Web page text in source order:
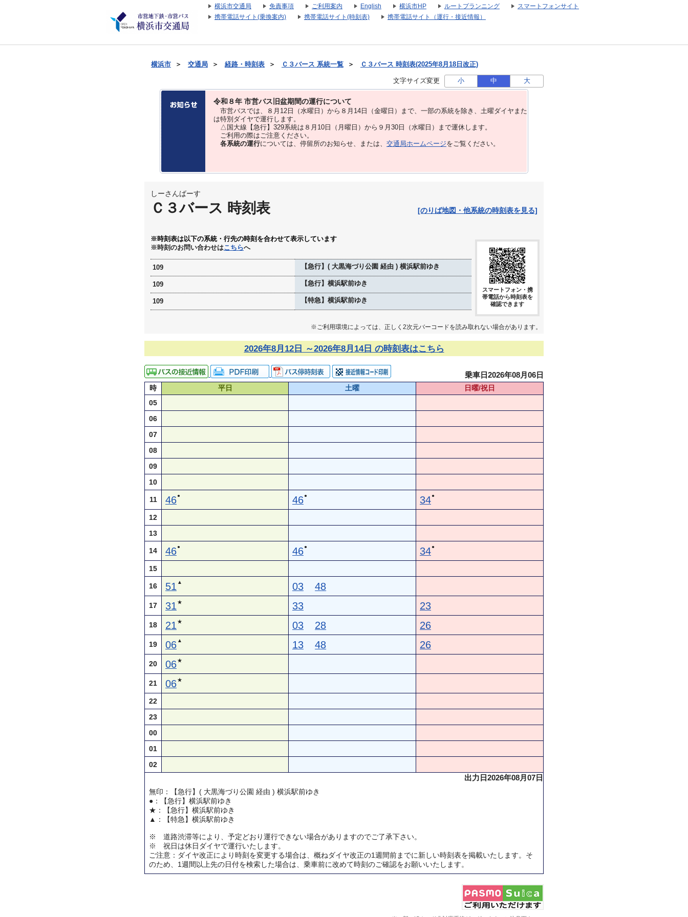
横浜市交通局 免責事項 ご利用案内 English 横浜市HP ルートプランニング
スマートフォンサイト
携帯電話サイト(乗換案内)
携帯電話サイト(時刻表) 携帯電話サイト（運行・接近情報）
横浜市 ＞ 交通局 ＞ 経路・時刻表 ＞ Ｃ３バース 系統一覧 ＞ Ｃ３バース 時刻表(2025年8月18日改正)
文字サイズ変更 小 中 大
令和８年 市営バス旧盆期間の運行について
市営バスでは、８⽉12⽇（水曜日）から８⽉14⽇（金曜日）まで、⼀部の系統を除き、⼟曜ダイヤまた
は特別ダイヤで運⾏します。
△国大線【急行】329系統は８月10日（月曜日）から９月30日（水曜日）まで運休します。
ご利用の際はご注意ください。
各系統の運行については、停留所のお知らせ、または、 交通局ホームページをご覧ください。
しーさんばーす
Ｃ３バース 時刻表 [のりば地図・他系統の時刻表を見る]
※時刻表は以下の系統・行先の時刻を合わせて表示しています
※時刻のお問い合わせはこちらへ
109 【急行】( 大黒海づり公園 経由 ) 横浜駅前ゆき
109 【急行】横浜駅前ゆき
109 【特急】横浜駅前ゆき
スマートフォン・携
帯電話から時刻表を
確認できます
※ご利用環境によっては、正しく2次元バーコードを読み取れない場合があります。
2026年8月12日 ～2026年8月14日 の時刻表はこちら
乗車日2026年08月06日
時 平日 土曜
日曜/祝日
05
06
07
08
09
10
11 46● 46● 34●
12
13
14 46● 46● 34●
15
16 51 ▲ 03 48
17 31 ★ 33 23
18 21 ★ 03 28 26
19 06 ▲ 13 48 26
20 06★
21 06★
22
23
00
01
02
出力日2026年08月07日
無印：【急行】( 大黒海づり公園 経由 ) 横浜駅前ゆき
●：【急行】横浜駅前ゆき
★：【急行】横浜駅前ゆき
▲：【特急】横浜駅前ゆき
※ 道路渋滞等により、予定どおり運行できない場合がありますのでご了承下さい。
※ 祝日は休日ダイヤで運行いたします。
ご注意：ダイヤ改正により時刻を変更する場合は、概ねダイヤ改正の1週間前までに新しい時刻表を掲載いたします。そ
のため、1週間以上先の日付を検索した場合は、乗車前に改めて時刻のご確認をお願いいたします。